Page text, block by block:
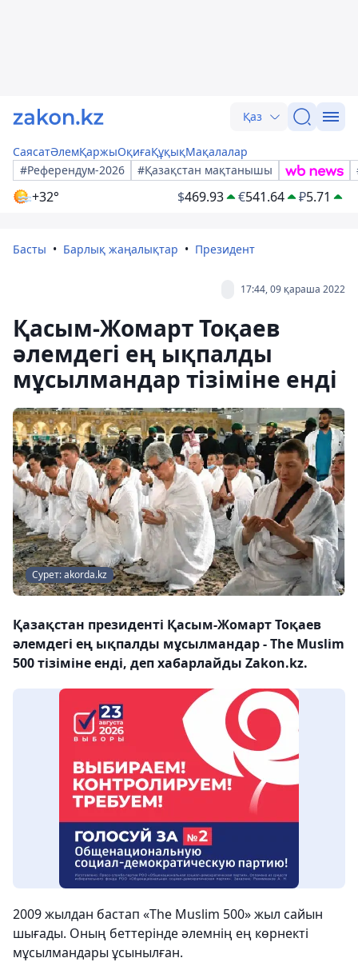
Қаз
СаясатӘлемҚаржыОқиғаҚұқықМақалалар
#Референдум-2026
#Қазақстан мақтанышы
+32° $469.93 €541.64 ₽5.71
Басты Барлық жаңалықтар Президент
17:44, 09 қараша 2022
Қасым-Жомарт Тоқаев
әлемдегі ең ықпалды
мұсылмандар тізіміне енді
Сурет: akorda.kz
Қазақстан президенті Қасым-Жомарт Тоқаев
әлемдегі ең ықпалды мұсылмандар - The Muslim
500 тізіміне енді, деп хабарлайды Zakon.kz.
2009 жылдан бастап «The Muslim 500» жыл сайын
шығады. Оның беттерінде әлемнің ең көрнекті
мұсылмандары ұсынылған.